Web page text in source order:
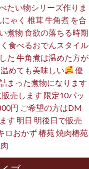
たい物シリーズ作りま
ゃく 椎茸 牛角煮 を合
煮物 食欲の落ちる時期
食べるおでんスタイル
た 牛角煮は温めた方が
めても美味しい
優
まった煮物になります
売します 限定10パッ
円 ご希望の方はDM
す 明日 明後日で販売
ロおかず 椿苑 焼肉椿苑